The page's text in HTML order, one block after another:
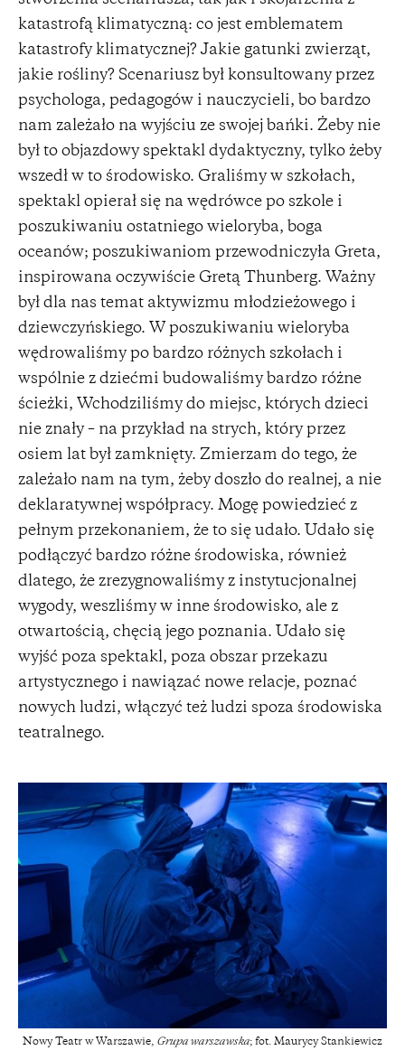
katastrofą klimatyczną: co jest emblematem
katastrofy klimatycznej? Jakie gatunki zwierząt,
jakie rośliny? Scenariusz był konsultowany przez
psychologa, pedagogów i nauczycieli, bo bardzo
nam zależało na wyjściu ze swojej bańki. Żeby nie
był to objazdowy spektakl dydaktyczny, tylko żeby
wszedł w to środowisko. Graliśmy w szkołach,
spektakl opierał się na wędrówce po szkole i
poszukiwaniu ostatniego wieloryba, boga
oceanów; poszukiwaniom przewodniczyła Greta,
inspirowana oczywiście Gretą Thunberg. Ważny
był dla nas temat aktywizmu młodzieżowego i
dziewczyńskiego. W poszukiwaniu wieloryba
wędrowaliśmy po bardzo różnych szkołach i
wspólnie z dziećmi budowaliśmy bardzo różne
ścieżki, Wchodziliśmy do miejsc, których dzieci
nie znały – na przykład na strych, który przez
osiem lat był zamknięty. Zmierzam do tego, że
zależało nam na tym, żeby doszło do realnej, a nie
deklaratywnej współpracy. Mogę powiedzieć z
pełnym przekonaniem, że to się udało. Udało się
podłączyć bardzo różne środowiska, również
dlatego, że zrezygnowaliśmy z instytucjonalnej
wygody, weszliśmy w inne środowisko, ale z
otwartością, chęcią jego poznania. Udało się
wyjść poza spektakl, poza obszar przekazu
artystycznego i nawiązać nowe relacje, poznać
nowych ludzi, włączyć też ludzi spoza środowiska
teatralnego.
Nowy Teatr w Warszawie, Grupa warszawska; fot. Maurycy Stankiewicz